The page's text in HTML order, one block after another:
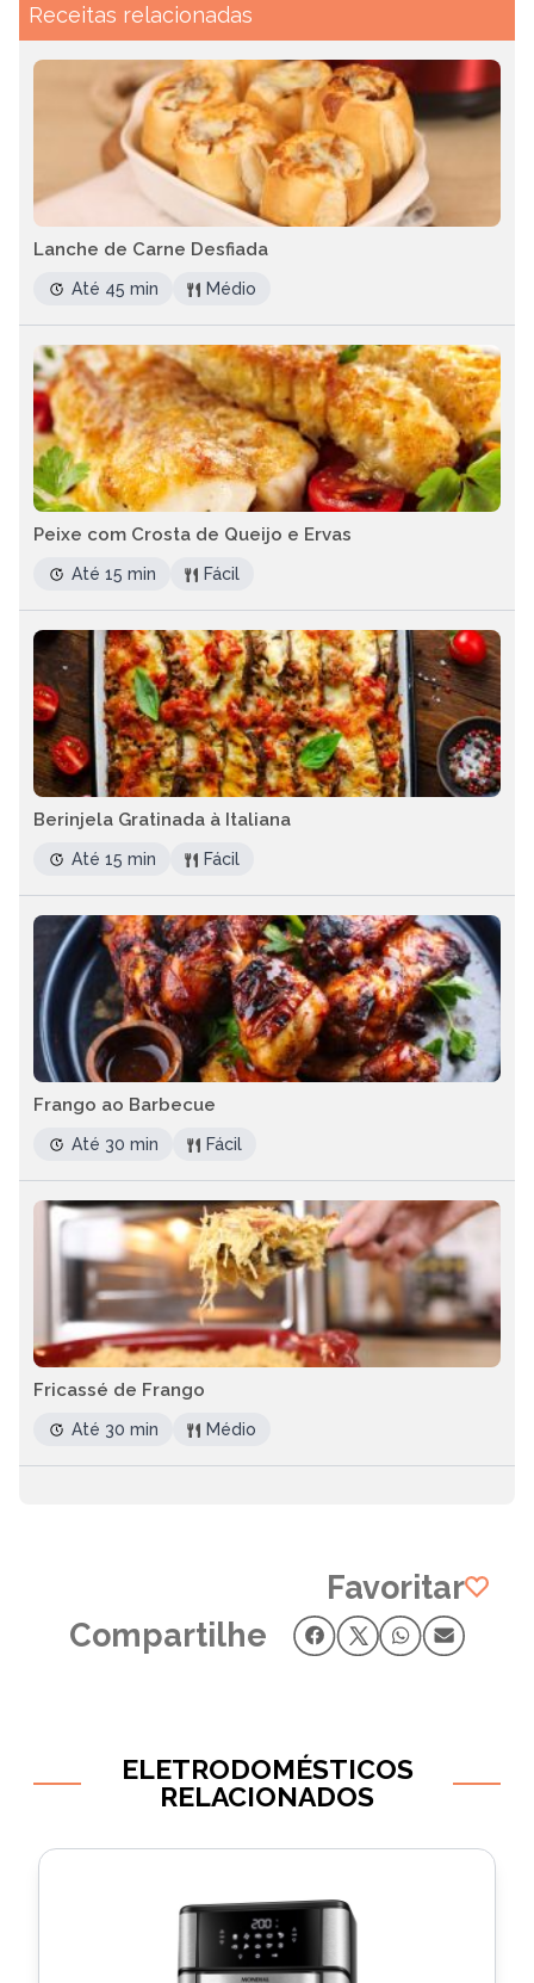
Receitas relacionadas
Lanche de Carne Desfiada
Até 45 min Médio
Peixe com Crosta de Queijo e Ervas
Até 15 min Fácil
Berinjela Gratinada à Italiana
Até 15 min Fácil
Frango ao Barbecue
Até 30 min Fácil
Fricassé de Frango
Até 30 min Médio
Favoritar
Compartilhe
ELETRODOMÉSTICOS
RELACIONADOS